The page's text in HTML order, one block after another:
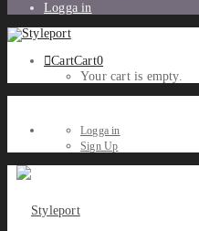
Logga in
CartCart0
Your cart is empty.
Logga in
Sign Up